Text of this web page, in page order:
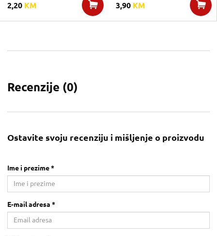
2,20 KM 3,90 KM
Recenzije (0)
Ostavite svoju recenziju i mišljenje o proizvodu
Ime i prezime *
E-mail adresa *